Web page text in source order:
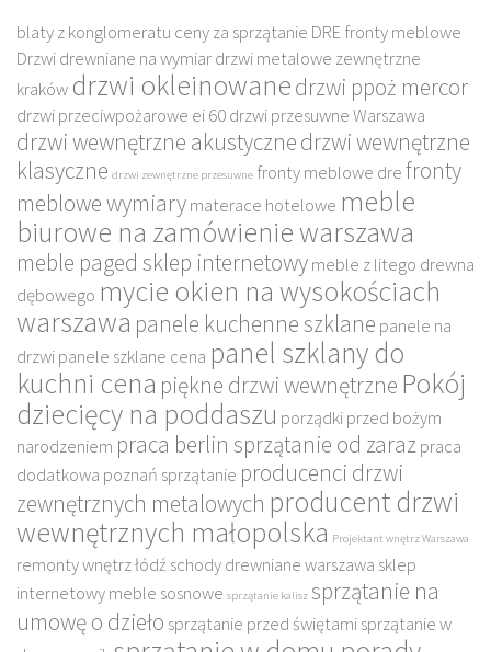
blaty z konglomeratu ceny za sprzątanie DRE fronty meblowe
Drzwi drewniane na wymiardrzwi metalowe zewnętrzne
kraków drzwi okleinowanedrzwi ppoż mercor
drzwi przeciwpożarowe ei 60drzwi przesuwne Warszawa
drzwi wewnętrzne akustycznedrzwi wewnętrzne
klasyczne drzwi zewnętrzne przesuwne fronty meblowe drefronty
meblowe wymiarymaterace hotelowe meble
biurowe na zamówienie warszawa
meble paged sklep internetowymeble z litego drewna
dębowego mycie okien na wysokościach
warszawa panele kuchenne szklane panele na
drzwipanele szklane cena panel szklany do
kuchni cena piękne drzwi wewnętrzne Pokój
dziecięcy na poddaszu porządki przed bożym
narodzeniem praca berlin sprzątanie od zarazpraca
dodatkowa poznań sprzątanie producenci drzwi
zewnętrznych metalowych producent drzwi
wewnętrznych małopolska Projektant wnętrz Warszawa
remonty wnętrz łódź schody drewniane warszawa sklep
internetowy meble sosnowe sprzątanie kalisz sprzątanie na
umowę o dzieło sprzątanie przed świętamisprzątanie w